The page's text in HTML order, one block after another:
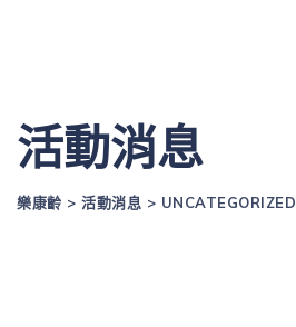
活動消息
樂康齡 > 活動消息 > UNCATEGORIZED